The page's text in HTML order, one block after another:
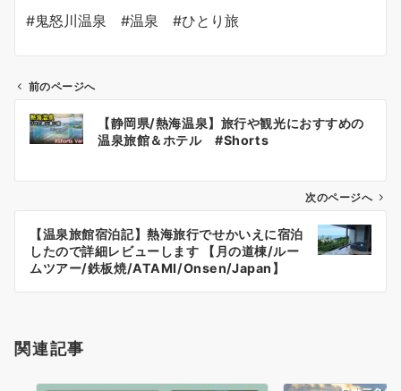
#鬼怒川温泉 #温泉 #ひとり旅
ビ
ン
前のページへ
【静岡県/熱海温泉】旅行や観光におすすめの
温泉旅館＆ホテル #Shorts
次のページへ
【温泉旅館宿泊記】熱海旅行でせかいえに宿泊
したので詳細レビューします 【月の道棟/ルー
ムツアー/鉄板焼/ATAMI/Onsen/Japan】
関連記事